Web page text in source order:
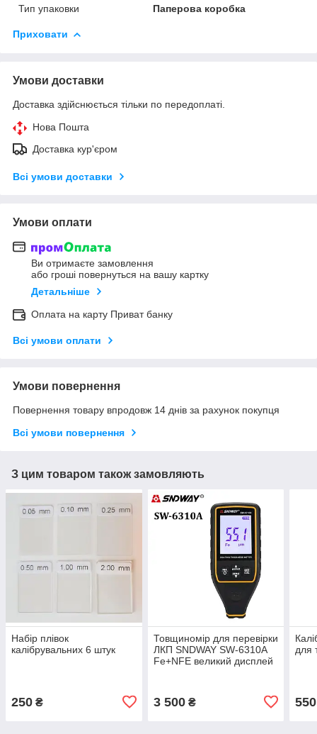
Тип упаковки Паперова коробка
Приховати
Умови доставки
Доставка здійснюється тільки по передоплаті.
Нова Пошта
Доставка кур'єром
Всі умови доставки
Умови оплати
Ви отримаєте замовлення
або гроші повернуться на вашу картку
Детальніше
Оплата на карту Приват банку
Всі умови оплати
Умови повернення
Повернення товару впродовж 14 днів за рахунок покупця
Всі умови повернення
З цим товаром також замовляють
Набір плівок
калібрувальних 6 штук
250 ₴
Товщиномір для перевірки
ЛКП SNDWAY SW-6310A
Fe+NFE великий дисплей
3 500₴
для
550